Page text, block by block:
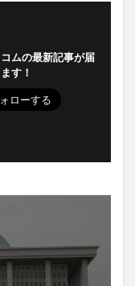
ムの最新記事が届
す！